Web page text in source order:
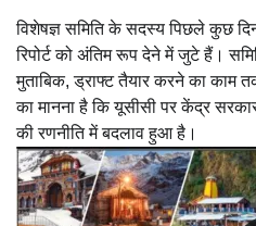
विशेषज्ञ समिति के सदस्य पिछले कुछ
रिपोर्ट को अंतिम रूप देने में जुटे हैं।
मुताबिक, ड्राफ्ट तैयार करने का काम
का मानना है कि यूसीसी पर केंद्र
की रणनीति में बदलाव हुआ है।